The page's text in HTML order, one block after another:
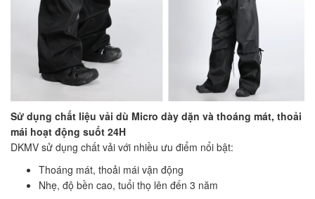
Sử dụng chất liệu vải dù Micro dày dặn và thoáng mát, thoải
mái hoạt động suốt 24H
DKMV sử dụng chất vải với nhiều ưu điểm nổi bật:
Thoáng mát, thoải mái vận động
Nhẹ, độ bền cao, tuổi thọ lên đến 3 năm